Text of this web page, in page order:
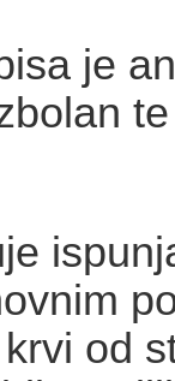
je
od